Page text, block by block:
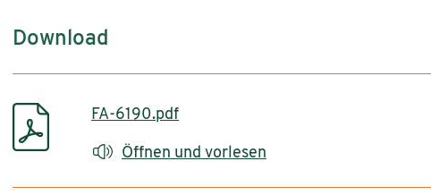
Download
FA-6190.pdf
Öffnen und vorlesen